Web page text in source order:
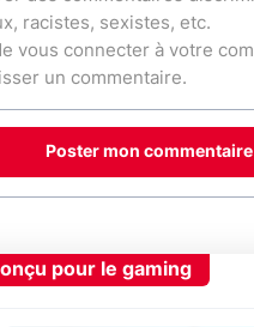
Poster mon commentaire
pour le gaming